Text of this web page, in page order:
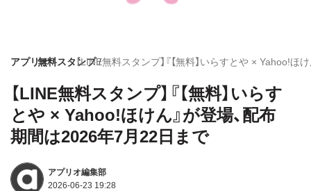
アプリオ無料スタンプ【LINE無料スタンプ】『【無料】いらすとや × Yahoo!
【LINE無料スタンプ】『【無料】いらす
とや × Yahoo!ほけん』が登場、配布
期間は2026年7月22日まで
アプリオ編集部
2026-06-23 19:28